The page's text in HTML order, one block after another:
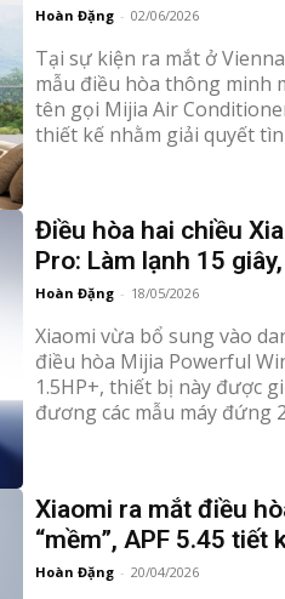
Hoàn Đặng - 02/06/2026
Tại sự kiện ra mắt ở
mẫu điều hòa thông minh
tên gọi Mijia Air
thiết kế nhằm giải quyết
Điều hòa hai chiều
Pro: Làm lạnh 15
Hoàn Đặng - 18/05/2026
Xiaomi vừa bổ sung vào
điều hòa Mijia Powerful
1.5HP+, thiết bị này được
đương các mẫu máy đứng
Xiaomi ra mắt điều
“mềm”, APF 5.45 tiết
Hoàn Đặng - 20/04/2026